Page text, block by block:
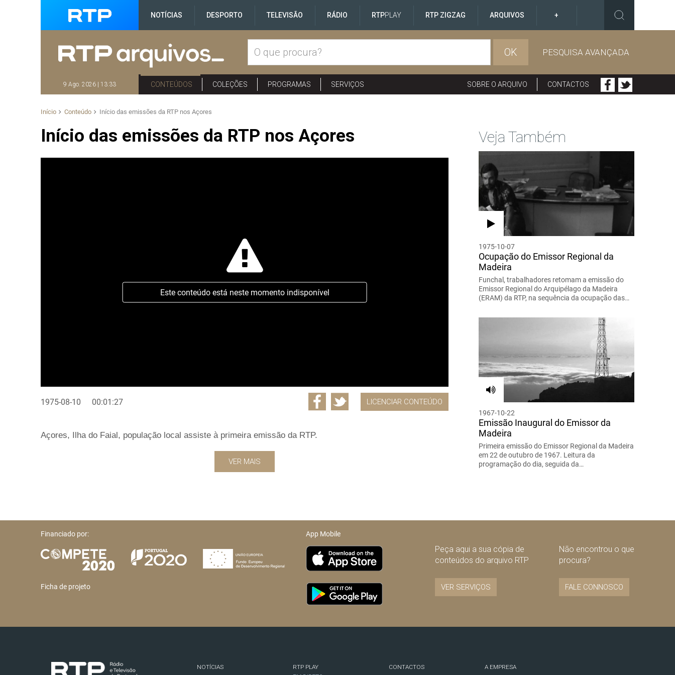
NOTÍCIAS DESPORTO TELEVISÃO RÁDIO RTPPLAY RTP ZIGZAG ARQUIVOS +
OK PESQUISA AVANÇADA
9 Ago. 2026 | 13:33 CONTEÚDOS COLEÇÕES PROGRAMAS SERVIÇOS SOBRE O ARQUIVO CONTACTOS
Início Conteúdo Início das emissões da RTP nos Açores
Início das emissões da RTP nos Açores
Este conteúdo está neste momento indisponível
1975-08-10 00:01:27 LICENCIAR CONTEÚDO
Açores, Ilha do Faial, população local assiste à primeira emissão da RTP.
VER MAIS
Veja Também
1975-10-07
Ocupação do Emissor Regional da
Madeira
Funchal, trabalhadores retomam a emissão do
Emissor Regional do Arquipélago da Madeira
(ERAM) da RTP, na sequência da ocupação das…
1967-10-22
Emissão Inaugural do Emissor da
Madeira
Primeira emissão do Emissor Regional da Madeira
em 22 de outubro de 1967. Leitura da
programação do dia, seguida da…
Financiado por:
Ficha de projeto
App Mobile
Peça aqui a sua cópia de
conteúdos do arquivo RTP
VER SERVIÇOS
Não encontrou o que
procura?
FALE CONNOSCO
NOTÍCIAS
RTP PLAY
CONTACTOS
A EMPRESA